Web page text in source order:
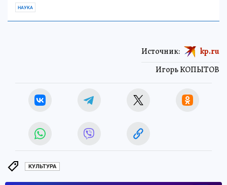
НАУКА
Игорь КОПЫТОВ
Источник: kp.ru
КУЛЬТУРА